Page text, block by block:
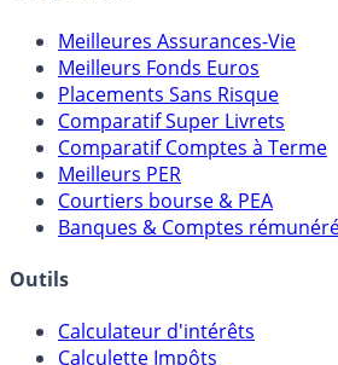
Comparatifs
Meilleures Assurances-Vie
Meilleurs Fonds Euros
Placements Sans Risque
Comparatif Super Livrets
Comparatif Comptes à Terme
Meilleurs PER
Courtiers bourse & PEA
Banques & Comptes rémunérés
Outils